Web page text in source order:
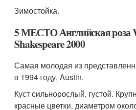
Зимостойка.
5 МЕСТО Английская роза
Shakespeare 2000
Самая молодая из
в 1994 году, Austin.
Куст сильнорослый, густой.
красные цветки, диаметром